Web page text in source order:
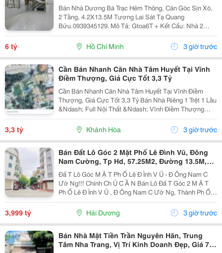
Bán Nhà Dương Bá Trạc Hẻm Thông, Căn Góc Sịn Xò,
2 Tầng, 4.2X13.5M Tương Lai Sát Tạ Quang
Bửu.0939345129. Mô Tả: Gtoa6T + Kết Cấu: Nhà 2
Tầng Btct Kiên Cố, 2 Phòng. + Vị Trí: Ngay Dương Bá
Trạc Thông Tạ Quang Bửu, Âu Dương Lân, Nguyễn Thị
Tần, Dạ...
6 tỷ Hồ Chí Minh 3 giờ trước
Cần Bán Nhanh Căn Nhà Tâm Huyết Tại Vĩnh
Điềm Thượng, Giá Cực Tốt 3,3 Tỷ
Cần Bán Nhanh Căn Nhà Tâm Huyết Tại Vĩnh Điềm
Thượng, Giá Cực Tốt 3,3 Tỷ Bán Nhà Riêng 1 Trệt 1 Lầu
&Ndash; Full Nội Thất &Ndash; Vĩnh Điềm Thượng
&Ndash; Gần 23/10 Vị Trí: Thôn Vĩnh Điềm Thượng,
Cách Đường 23/10 Chỉ 50M Hẻm Thông Thoáng, Kết...
3,3 tỷ Khánh Hòa 3 giờ trước
Bán Đất Lô Góc 2 Mặt Phố Lê Đình Vũ, Đông
Nam Cường, Tp Hd, 57.25M2, Đường 13.5M,
3.X Tỷ
Đấ T Lô Góc M Ặ T Ph Ố Lê Đ Ình V Ũ - Đ Ông Nam C
Ườ Ng!!! Chính Ch Ủ C Ầ N Bán Lô Đấ T Góc 2 M Ặ T
Ph Ố Lê Đ Ình V Ũ , Đ Ông Nam C Ườ Ng, Thành Ph Ố H
Ả I D Ươ Ng - Di Ệ N Tích 57.25M2, H Ướ Ng Tây, Tây B
3,999 tỷ Hải Dương 3 giờ trước
Bán Nhà Mặt Tiền Trần Nguyên Hãn, Trung
Tâm Nha Trang, Vị Trí Kinh Doanh Đẹp, Giá 7,4